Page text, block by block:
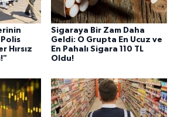
Polis
Hırsız
Sigaraya Bir Zam Daha
Geldi: O Grupta En Ucuz ve
En Pahalı Sigara 110 TL
Oldu!